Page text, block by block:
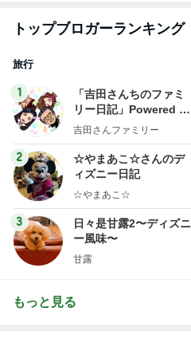
トップブロガーランキング
旅行
1
「吉田さんちのファミ
リー日記」Powered b
y Ameba 吉田さんファ
ログ
吉田さんファミリー
2
☆やまあこ☆さんのデ
ィズニー日記
☆やまあこ☆
3
日々是甘露2〜ディズニ
ー風味〜
甘露
もっと見る